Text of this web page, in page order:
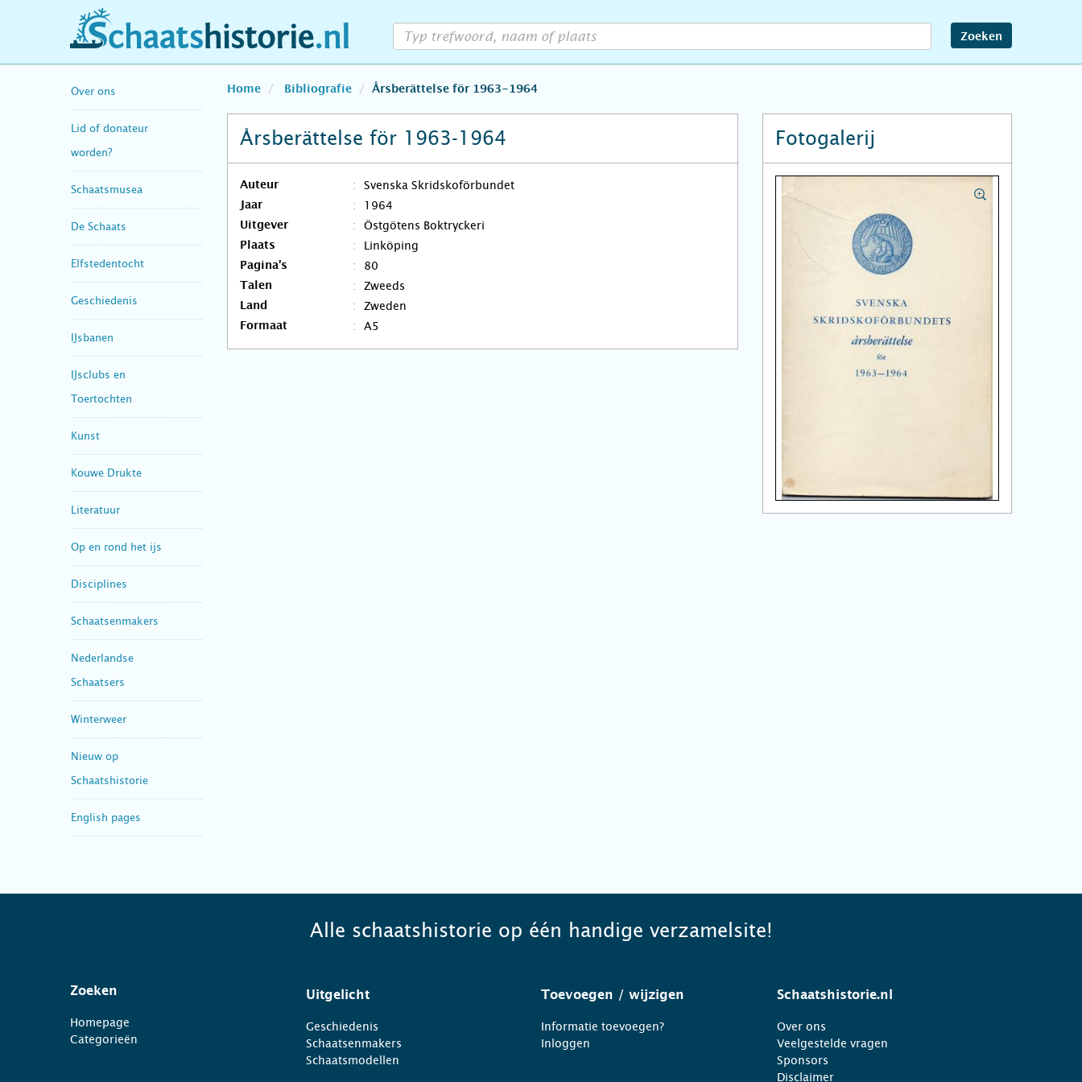
schaatshistorie.nl Zoeken
Over ons
Lid of donateur
worden?
Schaatsmusea
De Schaats
Elfstedentocht
Geschiedenis
IJsbanen
IJsclubs en
Toertochten
Kunst
Kouwe Drukte
Literatuur
Op en rond het ijs
Disciplines
Schaatsenmakers
Nederlandse
Schaatsers
Winterweer
Nieuw op
Schaatshistorie
English pages
Home Bibliografie Årsberättelse för 1963-1964
Årsberättelse för 1963-1964
Auteur Svenska Skridskoförbundet
Jaar 1964
Uitgever Östgötens Boktryckeri
Plaats Linköping
Pagina's 80
Talen Zweeds
Land Zweden
Formaat A5
Fotogalerij
Alle schaatshistorie op één handige verzamelsite!
Zoeken
Homepage
Categorieën
Uitgelicht
Geschiedenis
Schaatsenmakers
Schaatsmodellen
Toevoegen / wijzigen
Informatie toevoegen?
Inloggen
Schaatshistorie.nl
Over ons
Veelgestelde vragen
Sponsors
Disclaimer